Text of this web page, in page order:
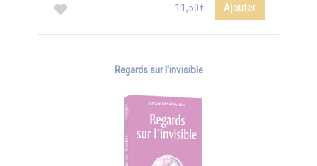
11,50€ Ajouter
Regards sur l'invisible